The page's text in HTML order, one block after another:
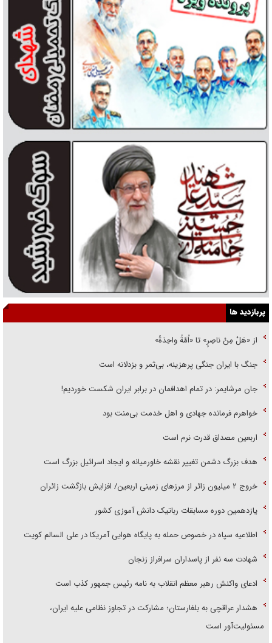
پربازدید ها
از «هَلْ مِنْ ناصِرٍ» تا «اُمَّةً واحِدَةً»
جنگ با ایران جنگی پرهزینه، بی‌ثمر و بزدلانه است
جان مرشایمر: در تمام اهدافمان در برابر ایران شکست خوردیم!
خواهرم فرمانده جهادی و اهل خدمت بی‌منت بود
اربعین مصداق قدرت نرم است
هدف بزرگ دشمن تغییر نقشه خاورمیانه و ایجاد اسرائیل بزرگ است
‌خروج ۲ میلیون زائر از مرز‌های زمینی اربعین/ افزایش بازگشت زائران
یازدهمین دوره مسابقات رباتیک دانش آموزی کشور
اطلاعیه سپاه در خصوص حمله به پایگاه هوایی آمریکا در علی السالم کویت
شهادت سه نفر از پاسداران سرافراز زنجان
ادعای واکنش رهبر معظم انقلاب به نامه رئیس جمهور کذب است
هشدار عراقچی به بلغارستان؛ مشارکت در تجاوز نظامی علیه ایران،
مسئولیت‌آور است